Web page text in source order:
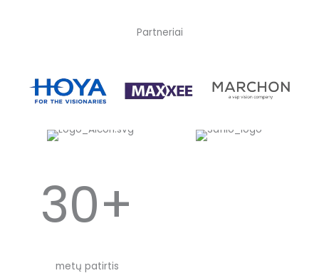
Partneriai
30+
metų patirtis